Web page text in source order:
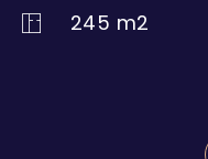
245 m2